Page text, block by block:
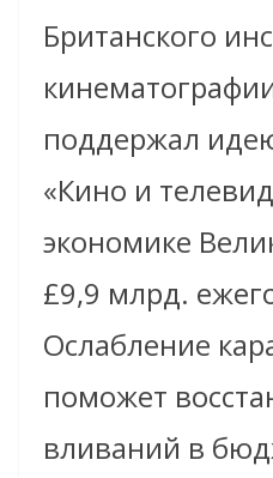
Британского
поддержал
«Кино и
экономике
£9,9 млрд.
Ослабление
поможет
вливаний в